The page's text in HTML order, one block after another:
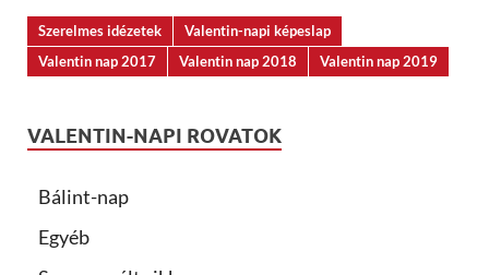
Szerelmes idézetek
Valentin-napi képeslap
Valentin nap 2017
Valentin nap 2018 Valentin nap 2019
VALENTIN-NAPI ROVATOK
Bálint-nap
Egyéb